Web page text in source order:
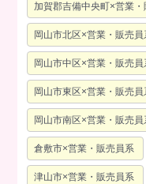
加賀郡吉備中央町×営業
岡山市北区×営業・販売員
岡山市中区×営業・販売員
岡山市東区×営業・販売員
岡山市南区×営業・販売員
倉敷市×営業・販売員系
津山市×営業・販売員系